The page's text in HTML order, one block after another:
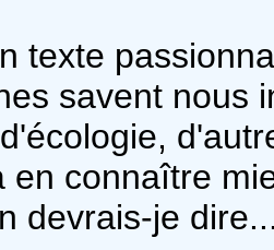
texte
savent nous
en connaître
devrais-je